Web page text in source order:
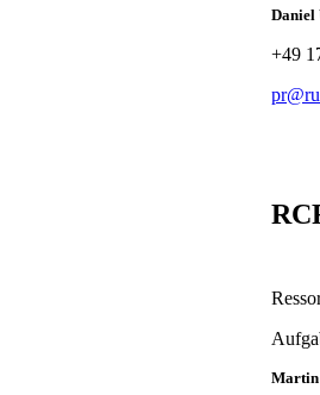
Daniel
+49